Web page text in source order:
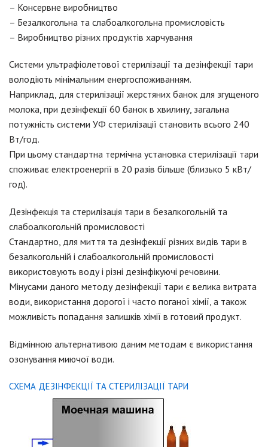
– Консервне виробництво
– Безалкогольна та слабоалкогольна промисловість
– Виробництво різних продуктів харчування
Системи ультрафіолетової стерилізації та дезінфекції тари
володіють мінімальним енергоспоживанням.
Наприклад, для стерилізації жерстяних банок для згущеного
молока, при дезінфекції 60 банок в хвилину, загальна
потужність системи УФ стерилізації становить всього 240
Вт/год.
При цьому стандартна термічна установка стерилізації тари
споживає електроенергії в 20 разів більше (близько 5 кВт/
год).
Дезінфекція та стерилізація тари в безалкогольній та
слабоалкогольній промисловості
Стандартно, для миття та дезінфекції різних видів тари в
безалкогольній і слабоалкогольній промисловості
використовують воду і різні дезінфікуючі речовини.
Мінусами даного методу дезінфекції тари є велика витрата
води, використання дорогої і часто поганої хімії, а також
можливість попадання залишків хімії в готовий продукт.
Відмінною альтернативою даним методам є використання
озонування миючої води.
CХЕМА ДЕЗІНФЕКЦІЇ ТА СТЕРИЛІЗАЦІЇ ТАРИ